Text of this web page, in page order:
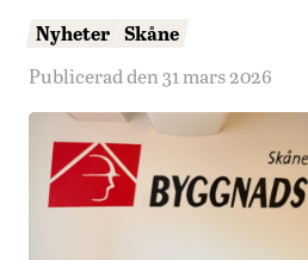
Nyheter Skåne
Publicerad den 31 mars 2026